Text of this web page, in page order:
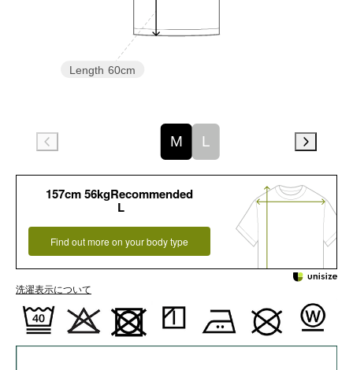
Length 60cm
M L
157cm 56kgRecommended
L
Find out more on your body type
洗濯表示について